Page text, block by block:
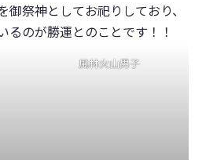
祭神としてお祀りしており、
るのが勝運とのことです！！
風林火山男子